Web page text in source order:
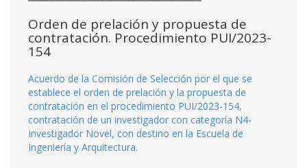
Orden de prelación y propuesta de
contratación. Procedimiento PUI/2023-
154
Acuerdo de la Comisión de Selección por el que se
establece el orden de prelación y la propuesta de
contratación en el procedimiento PUI/2023-154,
contratación de un investigador con categoría N4-
Investigador Novel, con destino en la Escuela de
Ingeniería y Arquitectura.